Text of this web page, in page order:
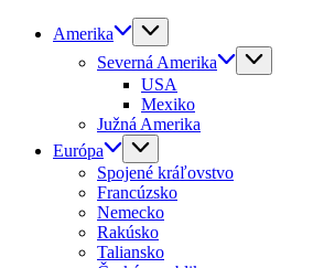
Amerika
Severná Amerika
USA
Mexiko
Južná Amerika
Európa
Spojené kráľovstvo
Francúzsko
Nemecko
Rakúsko
Taliansko